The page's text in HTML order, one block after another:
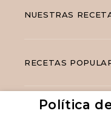
NUESTRAS
RECETAS
Política